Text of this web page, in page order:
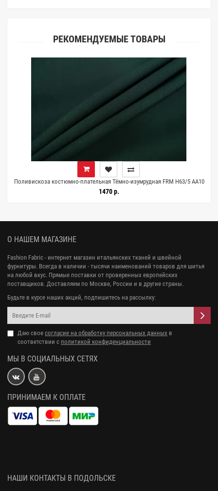
РЕКОМЕНДУЕМЫЕ ТОВАРЫ
Поливискоза костюмно-плательная Тёмно-изумрудная FRM H63/5 AA10
15052697
1470 р.
О НАШЕМ МАГАЗИНЕ
Fashion Fabric - интернет магазин итальянских тканей и швейной
фурнитуры. Всегда в наличии - тысячи наименований товаров для шитья
на любой вкус. Прямые поставки от проверенных европейских
поставщиков. Доставляем по Москве, России и в другие страны.
Будьте в курсе наших акций, подпишитесь на рассылку:
Даю свое согласие на обработку персональных данных в
соответствии с политикой конфиденциальности
МЫ В СОЦИАЛЬНЫХ СЕТЯХ
ПРИНИМАЕМ К ОПЛАТЕ
НАШИ КОНТАКТЫ В ПОДОЛЬСКЕ